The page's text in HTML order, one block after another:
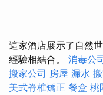
這家酒店展示了自然
經驗相結合。 消毒公
搬家公司 房屋 漏水
美式脊椎矯正 餐盒 桃